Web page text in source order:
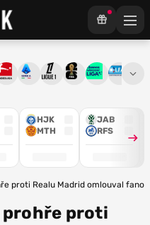
HJK
MTH
JAB
RFS
Bundesliga
Serie ALigue 1Mistrovství světa
Chance3. ČFL
proti Realu Madrid omlouval
prohře proti